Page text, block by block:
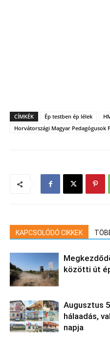
CÍMKÉK Ép testben ép lélek
Horvátországi Magyar Pedagógusok
KAPCSOLÓDÓ CIKKEK
közötti út
Augusztus
hálaadás,
napja